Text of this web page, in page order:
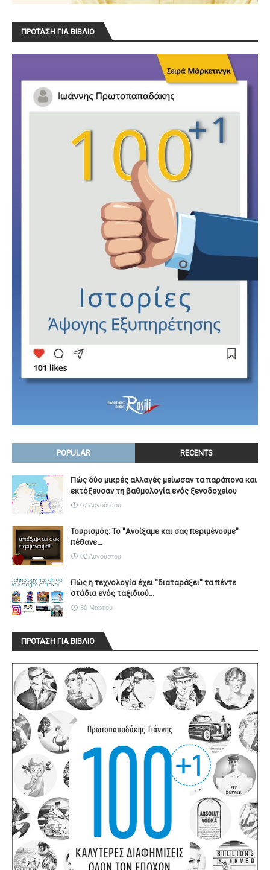
ΠΡΟΤΑΣΗ ΓΙΑ ΒΙΒΛΙΟ
POPULAR RECENTS
Πώς δύο μικρές αλλαγές μείωσαν τα παράπονα και
εκτόξευσαν τη βαθμολογία ενός ξενοδοχείου
07 Αυγούστου
Τουρισμός: Το "Ανοίξαμε και σας περιμένουμε"
πέθανε...
02 Αυγούστου
Πώς η τεχνολογία έχει ''διαταράξει'' τα πέντε
στάδια ενός ταξιδιού...
30 Μαρτίου
ΠΡΟΤΑΣΗ ΓΙΑ ΒΙΒΛΙΟ